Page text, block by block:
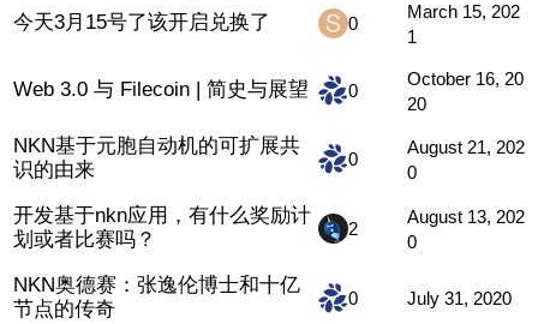
今天3月15号了该开启兑换了 0
March 15, 202
1
Web 3.0 与 Filecoin | 简史与展望 0
October 16, 20
20
NKN基于元胞自动机的可扩展共
识的由来
0
August 21, 202
0
开发基于nkn应用，有什么奖励计
划或者比赛吗？
2
August 13, 202
0
NKN奥德赛：张逸伦博士和十亿
节点的传奇
0 July 31, 2020